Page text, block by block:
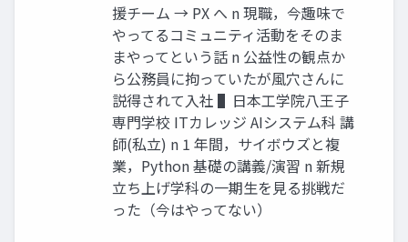
援チーム → PX へ n 現職，今趣味で
やってるコミュニティ活動をそのま
まやってという話 n 公益性の観点か
ら公務員に拘っていたが⾵⽳さんに
説得されて⼊社 ▌⽇本⼯学院⼋王⼦
専⾨学校 ITカレッジ AIシステム科 講
師(私⽴) n 1 年間，サイボウズと複
業，Python 基礎の講義/演習 n 新規
⽴ち上げ学科の⼀期⽣を⾒る挑戦だ
った（今はやってない）